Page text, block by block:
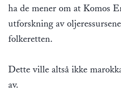
ha de mener om at Komos
utforskning av
folkeretten.
Dette ville altså ikke
av.